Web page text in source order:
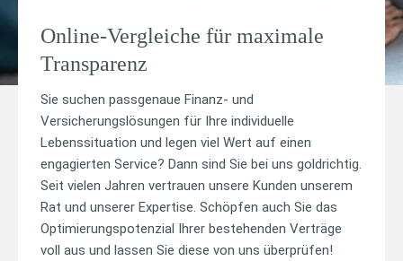
Online-Vergleiche für maximale
Transparenz
Sie suchen passgenaue Finanz- und
Versicherungslösungen für Ihre individuelle
Lebenssituation und legen viel Wert auf einen
engagierten Service? Dann sind Sie bei uns goldrichtig.
Seit vielen Jahren vertrauen unsere Kunden unserem
Rat und unserer Expertise. Schöpfen auch Sie das
Optimierungspotenzial Ihrer bestehenden Verträge
voll aus und lassen Sie diese von uns überprüfen!